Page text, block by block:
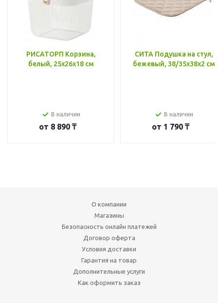
РИСАТОРП Корзина,
белый, 25x26x18 см
В наличии
от 8 890 ₸
СИТА Подушка на стул,
бежевый, 38/35x38x2 см
В наличии
от 1 790 ₸
О компании
Магазины
Безопасность онлайн платежей
Договор оферта
Условия доставки
Гарантия на товар
Дополнительные услуги
Как оформить заказ